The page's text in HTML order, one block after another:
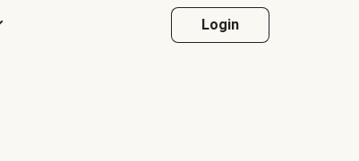
Login